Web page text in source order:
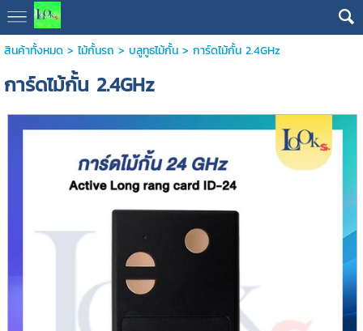
สินค้าทั้งหมด> ไม้กั้นรถ > บลูทูธไม้กั้น> การ์ดไม้กั้น 2.4GHz
การ์ดไม้กั้น 2.4GHz